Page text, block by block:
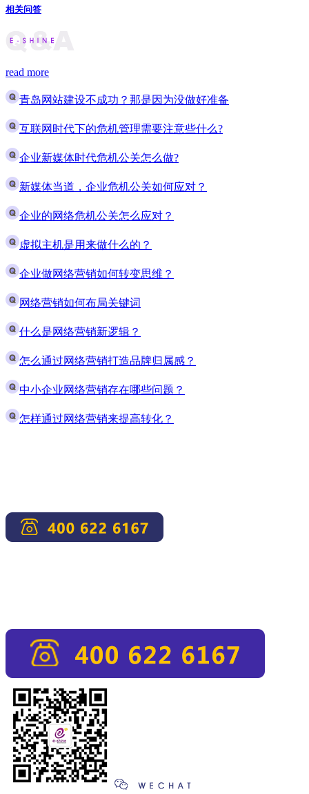
相关问答
read more
青岛网站建设不成功？那是因为没做好准备
互联网时代下的危机管理需要注意些什么?
企业新媒体时代危机公关怎么做?
新媒体当道，企业危机公关如何应对？
企业的网络危机公关怎么应对？
虚拟主机是用来做什么的？
企业做网络营销如何转变思维？
网络营销如何布局关键词
什么是网络营销新逻辑？
怎么通过网络营销打造品牌归属感？
中小企业网络营销存在哪些问题？
怎样通过网络营销来提高转化？